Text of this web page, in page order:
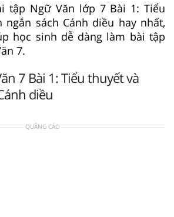
tập Ngữ Văn lớp 7 Bài 1: Tiểu
ngắn sách Cánh diều hay nhất,
học sinh dễ dàng làm bài tập
7.
7 Bài 1: Tiểu thuyết và
diều
QUẢNG CÁO